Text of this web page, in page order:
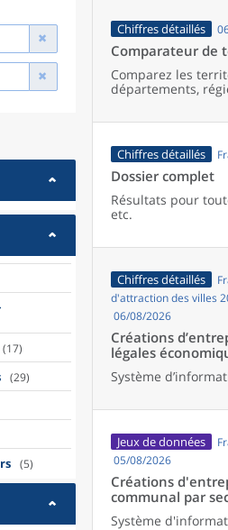
(17)
(29)
(5)
Chiffres détaillés
Comparateur de
Comparez les
départements,
Chiffres détaillés
Dossier complet
Résultats pour
etc.
Chiffres détaillés
d'attraction des villes
06/08/2026
Créations
légales
Système
Jeux de données
05/08/2026
Créations
communal par
Système